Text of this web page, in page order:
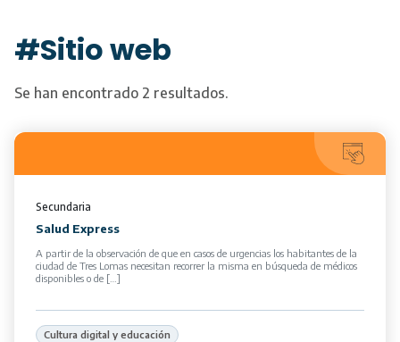
#Sitio web
Se han encontrado 2 resultados.
Secundaria
Salud Express
A partir de la observación de que en casos de urgencias los habitantes de la
ciudad de Tres Lomas necesitan recorrer la misma en búsqueda de médicos
disponibles o de […]
Cultura digital y educación